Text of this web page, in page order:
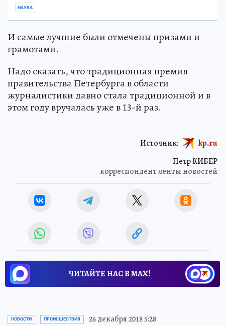
НАУКА
И самые лучшие были отмечены призами и
грамотами.
Надо сказать, что традиционная премия
правительства Петербурга в области
журналистики давно стала традиционной и в
этом году вручалась уже в 13-й раз.
Петр КИБЕР
корреспондент ленты новостей
Источник: kp.ru
ЧИТАЙТЕ НАС В МАХ!
НОВОСТИ ПРОИСШЕСТВИЯ 26 декабря 2018 5:28